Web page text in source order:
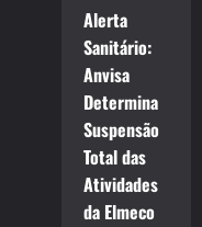
Alerta
Sanitário:
Anvisa
Determina
Suspensão
Total das
Atividades
da Elmeco